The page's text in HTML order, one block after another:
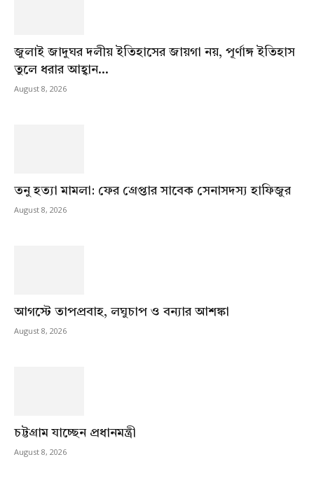
জুলাই জাদুঘর দলীয় ইতিহাসের জায়গা নয়, পূর্ণাঙ্গ ইতিহাস
তুলে ধরার আহ্বান...
August 8, 2026
তনু হত্যা মামলা: ফের গ্রেপ্তার সাবেক সেনাসদস্য হাফিজুর
August 8, 2026
আগস্টে তাপপ্রবাহ, লঘুচাপ ও বন্যার আশঙ্কা
August 8, 2026
চট্টগ্রাম যাচ্ছেন প্রধানমন্ত্রী
August 8, 2026